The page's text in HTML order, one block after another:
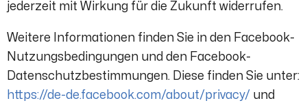
jederzeit mit Wirkung für die Zukunft widerrufen.
Weitere Informationen finden Sie in den Facebook-
Nutzungsbedingungen und den Facebook-
Datenschutzbestimmungen. Diese finden Sie unter:
https://de-de.facebook.com/about/privacy/ und